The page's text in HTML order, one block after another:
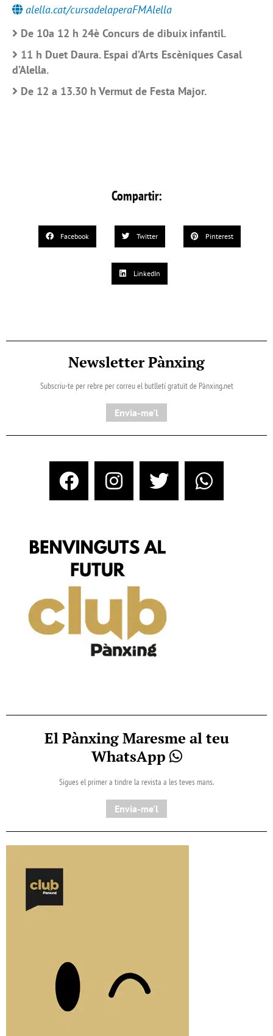
alella.cat/cursadelaperaFMAlella
De 10a 12 h 24è Concurs de dibuix infantil.
11 h Duet Daura. Espai d’Arts Escèniques Casal
d’Alella.
De 12 a 13.30 h Vermut de Festa Major.
Compartir:
Facebook Twitter Pinterest
LinkedIn
Newsletter Pànxing
Subscriu-te per rebre per correu el butlletí gratuït de Pànxing.net​
Envia-me'l
El Pànxing Maresme al teu
WhatsApp
Sigues el primer a tindre la revista a les teves mans.
Envia-me'l